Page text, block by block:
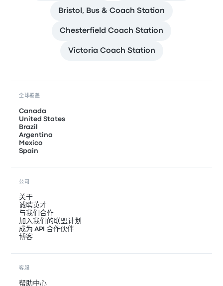
Bristol, Bus & Coach Station
Chesterfield Coach Station
Victoria Coach Station
全球覆盖
Canada
United States
Brazil
Argentina
Mexico
Spain
公司
关于
诚聘英才
与我们合作
加入我们的联盟计划
成为 API 合作伙伴
博客
客服
帮助中心